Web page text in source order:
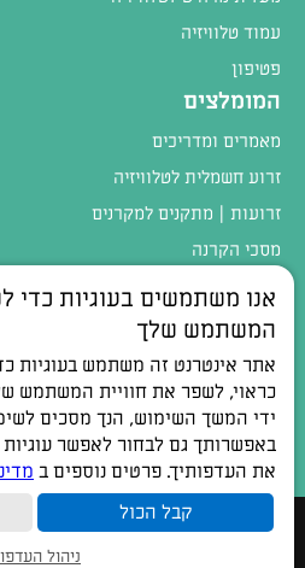
עמוד טלוויזיה
פטיפון
המומלצים
מאמרים ומדריכים
זרוע חשמלית לטלוויזיה
זרועות | מתקנים למקרנים
מסכי הקרנה
מגוון המוצרים
טלפון:054-4402900
כתובת: רחוב חלוצי התעשיה 1, אלפי מנשה
דואר אלקטרוני:contact@100db.co.il
כל הזכויות שמורות ©
אנו משתמשים בעוגיות כדי
המשתמש שלך
אתר אינטרנט זה משתמש בעוגיות
כראוי, לשפר את חוויית המשתמש
ידי המשך השימוש, הנך מסכים
באפשרותך גם לבחור לאפשר
את העדפותיך. פרטים נוספים ב
קבל הכול
ניהול